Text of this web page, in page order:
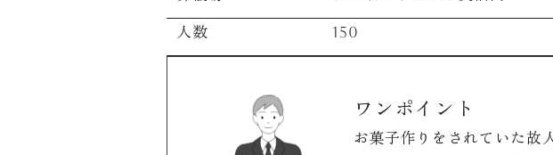
人数 150
ワンポイント
お菓子作りをされていた故